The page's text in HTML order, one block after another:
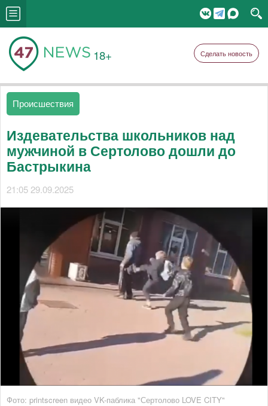
18+ Сделать новость
Происшествия
Издевательства школьников над
мужчиной в Сертолово дошли до
Бастрыкина
21:05 29.09.2025
Фото: printscreen видео VK-паблика "Сертолово LOVE CITY"